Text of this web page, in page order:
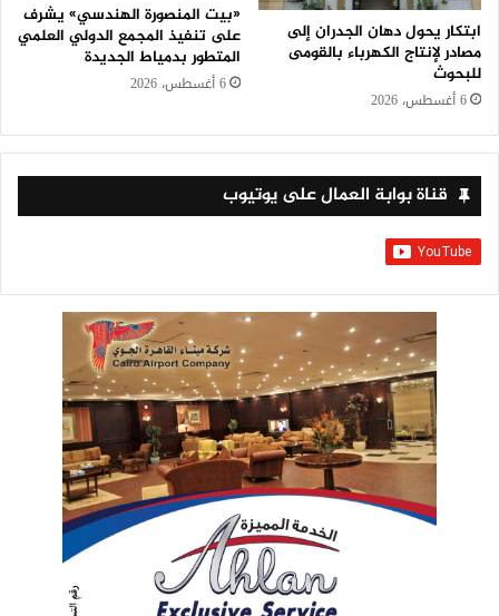
ابتكار يحول دهان الجدران إلى
مصادر لإنتاج الكهرباء بالقومى
للبحوث
6 أغسطس، 2026
«بيت المنصورة الهندسي» يشرف
على تنفيذ المجمع الدولي العلمي
المتطور بدمياط الجديدة
6 أغسطس، 2026
قناة بوابة العمال على يوتيوب